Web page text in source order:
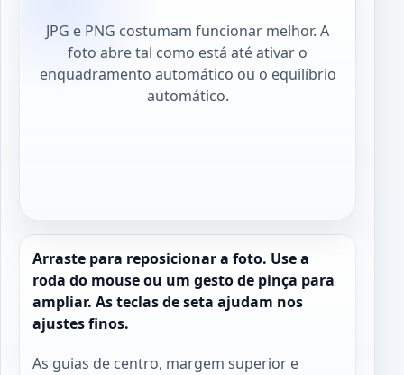
JPG e PNG costumam funcionar melhor. A
foto abre tal como está até ativar o
enquadramento automático ou o equilíbrio
automático.
Arraste para reposicionar a foto. Use a
roda do mouse ou um gesto de pinça para
ampliar. As teclas de seta ajudam nos
ajustes finos.
As guias de centro, margem superior e